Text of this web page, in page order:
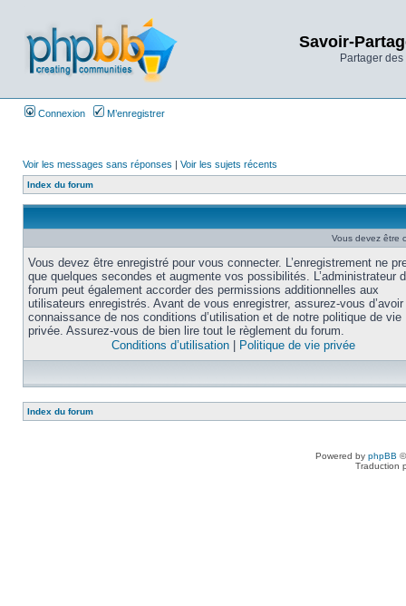
Savoir-
Partager
Connexion M’enregistrer
Voir les messages sans réponses | Voir les sujets récents
Index du forum
Vous devez être
Vous devez être enregistré pour vous connecter. L’enregistrement ne
que quelques secondes et augmente vos possibilités. L’administrateur
forum peut également accorder des permissions additionnelles aux
utilisateurs enregistrés. Avant de vous enregistrer, assurez-vous
connaissance de nos conditions d’utilisation et de notre politique de vie
privée. Assurez-vous de bien lire tout le règlement du forum.
Conditions d’utilisation
Politique de vie privée
Index du forum
Powered by phpBB
Traduction